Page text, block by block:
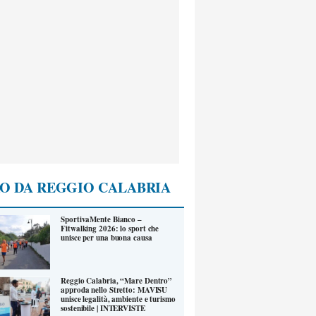
DA REGGIO CALABRIA
SportivaMente Bianco –
Fitwalking 2026: lo sport che
unisce per una buona causa
Reggio Calabria, “Mare Dentro”
approda nello Stretto: MAVISU
unisce legalità, ambiente e turismo
sostenibile | INTERVISTE